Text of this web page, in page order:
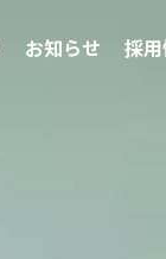
お知らせ 採